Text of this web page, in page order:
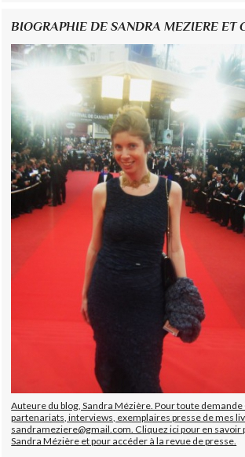
BIOGRAPHIE DE SANDRA MEZIERE ET
Auteure du blog, Sandra Mézière. Pour toute demande
partenariats, interviews, exemplaires presse de mes
sandrameziere@gmail.com. Cliquez ici pour en savoir
Sandra Mézière et pour accéder à la revue de presse.